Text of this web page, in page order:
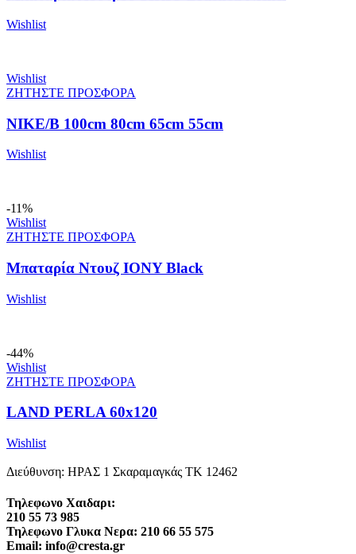
Wishlist
Wishlist
ΖΗΤΗΣΤΕ ΠΡΟΣΦΟΡΑ
NIKE/B 100cm 80cm 65cm 55cm
Wishlist
-11%
Wishlist
ΖΗΤΗΣΤΕ ΠΡΟΣΦΟΡΑ
Μπαταρία Ντουζ IONY Black
Wishlist
-44%
Wishlist
ΖΗΤΗΣΤΕ ΠΡΟΣΦΟΡΑ
LAND PERLA 60x120
Wishlist
Διεύθυνση: ΗΡΑΣ 1 Σκαραμαγκάς ΤΚ 12462
Τηλεφωνο Χαιδαρι:
210 55 73 985
Τηλεφωνο Γλυκα Νερα: 210 66 55 575
Email: info@cresta.gr